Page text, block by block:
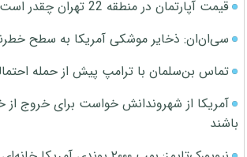
قیمت آپارتمان در منطقه 22 تهران چقدر است؟
سی‌ان‌ان: ذخایر موشکی آمریکا به سطح
تماس بن‌سلمان با ترامپ پیش از حمله
آمریکا از شهروندانش خواست برای خروج از
باشند